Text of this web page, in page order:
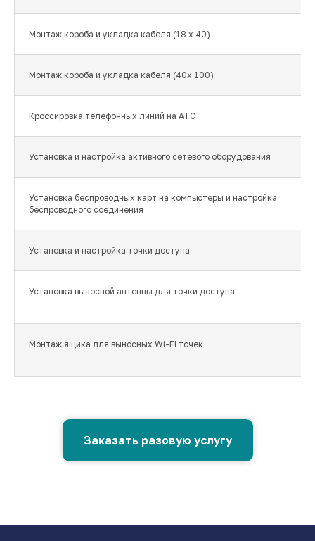
Монтаж короба и укладка кабеля (18 x 40)
Монтаж короба и укладка кабеля (40x 100)
Кроссировка телефонных линий на АТС
Установка и настройка активного сетевого оборудования
Установка беспроводных карт на компьютеры и настройка
беспроводного соединения
Установка и настройка точки доступа
Установка выносной антенны для точки доступа
Монтаж ящика для выносных Wi-Fi точек
Заказать разовую услугу